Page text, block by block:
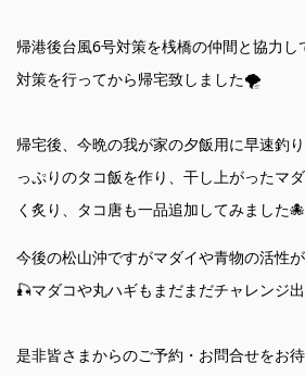
帰港後台風6号対策を桟橋の仲間と協力
対策を行ってから帰宅致しました🌪️
帰宅後、今晩の我が家の夕飯用に早速釣
っぷりのタコ飯を作り、干し上がったマ
く炙り、タコ唐も一品追加してみました🐙
今後の松山沖ですがマダイや青物の活性
🎣マダコや丸ハギもまだまだチャレンジ
是非皆さまからのご予約・お問合せをお